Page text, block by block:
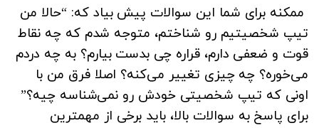
ممکنه برای شما این سوالات پیش بیاد که: “حالا من
تیپ شخصیتیم رو شناختم، متوجه شدم که چه نقاط
قوت و ضعفی دارم، قراره چی بدست بیارم؟ به چه دردم
می‌خوره؟ چه چیزی تغییر می‌کنه؟ اصلا فرق من با
اونی که تیپ شخصیتی خودش رو نمی‌شناسه چیه؟”
برای پاسخ به سوالات بالا، باید برخی از مهمترین